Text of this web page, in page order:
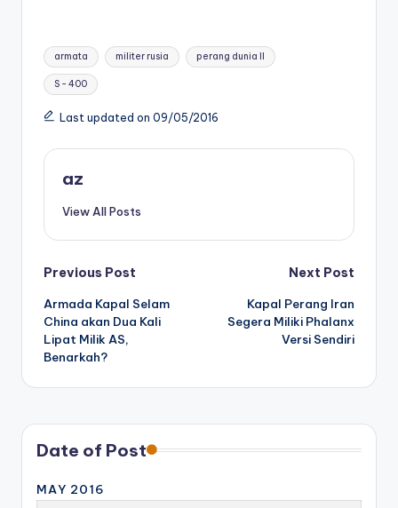
Tags:
armata militer rusia perang dunia II
S - 400
Last updated on 09/05/2016
az
View All Posts
Post
navigation
Previous Post
Armada Kapal Selam
China akan Dua Kali
Lipat Milik AS,
Benarkah?
Next Post
Kapal Perang Iran
Segera Miliki Phalanx
Versi Sendiri
Date of Post
MAY 2016